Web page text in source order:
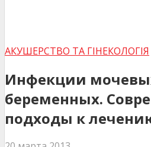
АКУШЕРСТВО ТА ГІНЕКОЛОГІЯ
Инфекции
беременных.
подходы к